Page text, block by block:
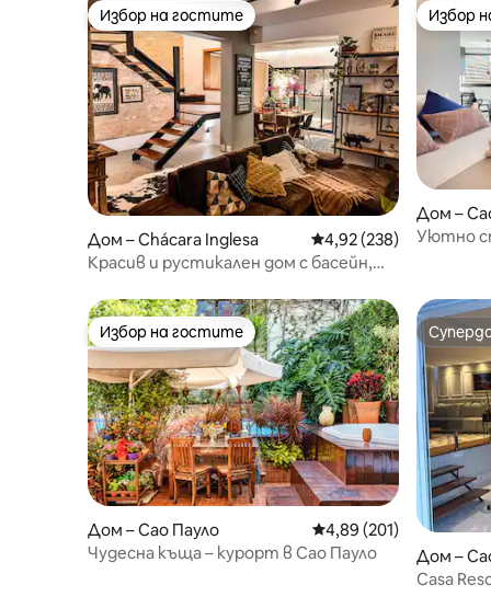
Избор на гостите
Избор на гостите
Дом – Chácara Inglesa Средна оценка: 4,92
4,92 (238)
Красив и рустикален дом с басейн,
Избор
Избор
Дом –
Уютно
Избор на гостите
Избор на гостите
Дом – Сао Пауло Средна оценка: 4,89
4,89 (201)
Чудесна къща – курорт в Сао Пауло
Дом –
Casa